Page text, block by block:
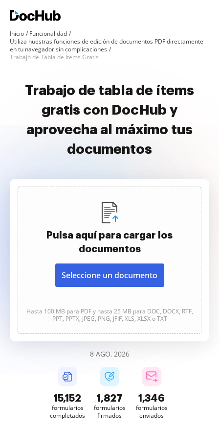
Inicio
Funcionalidad
Utiliza nuestras funciones de edición de documentos PDF directamente
en tu navegador sin complicaciones
Trabajo de Tabla de Ítems Gratis
Trabajo de tabla de ítems
gratis con DocHub y
aprovecha al máximo tus
documentos
Pulsa aquí para cargar los
documentos
Seleccione un documento
Hasta 100 MB para PDF y hasta 25 MB para DOC, DOCX, RTF,
PPT, PPTX, JPEG, PNG, JFIF, XLS, XLSX o TXT
8 AGO, 2026
15,153
formularios
completados
1,827
formularios
firmados
1,346
formularios
enviados